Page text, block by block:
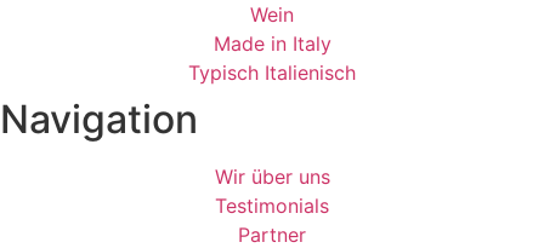
Wein
Made in Italy
Typisch Italienisch
Navigation
Wir über uns
Testimonials
Partner